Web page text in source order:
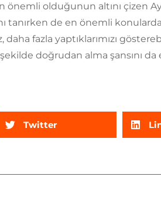
önemli olduğunun altını çizen
tanırken de en önemli
fazla yaptıklarımızı
doğrudan alma şansını
Twitter